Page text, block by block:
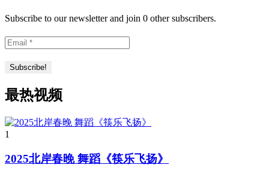
Subscribe to our newsletter and join 0 other subscribers.
最热视频
1
2025北岸春晚 舞蹈《筷乐飞扬》